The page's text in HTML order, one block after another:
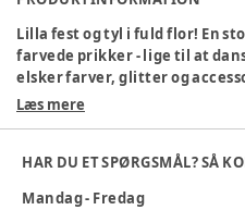
Lilla fest og tyl i fuld flor! En
farvede prikker - lige til at
elsker farver, glitter og
sætte i - og klar til at give
Materialesammensætning:
Produktionsland:Kina
Læs mere
HAR DU ET SPØRGSMÅL? SÅ
Mandag - Fredag